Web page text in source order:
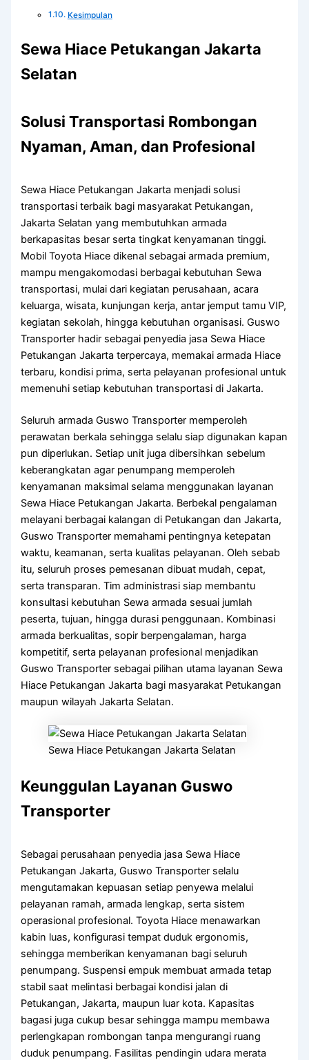
Kesimpulan
Sewa Hiace Petukangan Jakarta
Selatan
Solusi Transportasi Rombongan
Nyaman, Aman, dan Profesional
Sewa Hiace Petukangan Jakarta menjadi solusi
transportasi terbaik bagi masyarakat Petukangan,
Jakarta Selatan yang membutuhkan armada
berkapasitas besar serta tingkat kenyamanan tinggi.
Mobil Toyota Hiace dikenal sebagai armada premium,
mampu mengakomodasi berbagai kebutuhan Sewa
transportasi, mulai dari kegiatan perusahaan, acara
keluarga, wisata, kunjungan kerja, antar jemput tamu VIP,
kegiatan sekolah, hingga kebutuhan organisasi. Guswo
Transporter hadir sebagai penyedia jasa Sewa Hiace
Petukangan Jakarta terpercaya, memakai armada Hiace
terbaru, kondisi prima, serta pelayanan profesional untuk
memenuhi setiap kebutuhan transportasi di Jakarta.
Seluruh armada Guswo Transporter memperoleh
perawatan berkala sehingga selalu siap digunakan kapan
pun diperlukan. Setiap unit juga dibersihkan sebelum
keberangkatan agar penumpang memperoleh
kenyamanan maksimal selama menggunakan layanan
Sewa Hiace Petukangan Jakarta. Berbekal pengalaman
melayani berbagai kalangan di Petukangan dan Jakarta,
Guswo Transporter memahami pentingnya ketepatan
waktu, keamanan, serta kualitas pelayanan. Oleh sebab
itu, seluruh proses pemesanan dibuat mudah, cepat,
serta transparan. Tim administrasi siap membantu
konsultasi kebutuhan Sewa armada sesuai jumlah
peserta, tujuan, hingga durasi penggunaan. Kombinasi
armada berkualitas, sopir berpengalaman, harga
kompetitif, serta pelayanan profesional menjadikan
Guswo Transporter sebagai pilihan utama layanan Sewa
Hiace Petukangan Jakarta bagi masyarakat Petukangan
maupun wilayah Jakarta Selatan.
Sewa Hiace Petukangan Jakarta Selatan
Keunggulan Layanan Guswo
Transporter
Sebagai perusahaan penyedia jasa Sewa Hiace
Petukangan Jakarta, Guswo Transporter selalu
mengutamakan kepuasan setiap penyewa melalui
pelayanan ramah, armada lengkap, serta sistem
operasional profesional. Toyota Hiace menawarkan
kabin luas, konfigurasi tempat duduk ergonomis,
sehingga memberikan kenyamanan bagi seluruh
penumpang. Suspensi empuk membuat armada tetap
stabil saat melintasi berbagai kondisi jalan di
Petukangan, Jakarta, maupun luar kota. Kapasitas
bagasi juga cukup besar sehingga mampu membawa
perlengkapan rombongan tanpa mengurangi ruang
duduk penumpang. Fasilitas pendingin udara merata